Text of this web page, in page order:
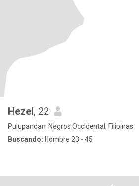
Hezel, 22
Pulupandan, Negros Occidental, Filipinas
Buscando: Hombre 23 - 45